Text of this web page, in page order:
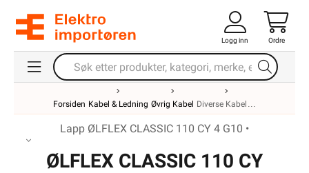
Logg inn Ordre
Forsiden Kabel & Ledning Øvrig Kabel Diverse Kabel
Lapp ØLFLEX CLASSIC 110 CY 4 G10 •
ØLFLEX CLASSIC 110 CY